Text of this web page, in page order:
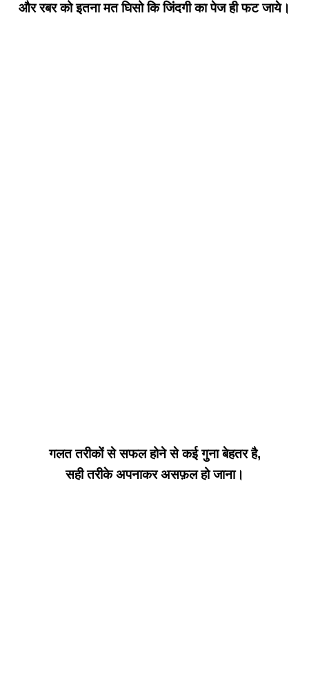
और रबर को इतना मत घिसो कि जिंदगी का पेज ही फट जाये।
गलत तरीकों से सफल होने से कई गुना बेहतर है,
सही तरीके अपनाकर असफ़ल हो जाना।